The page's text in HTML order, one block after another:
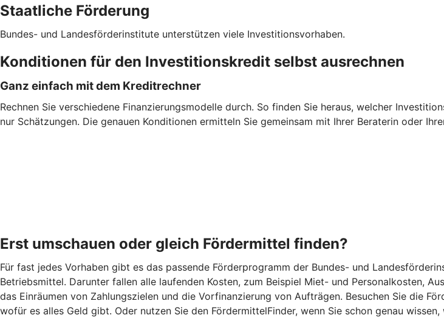
Staatliche Förderung
Bundes- und Landesförderinstitute unterstützen viele Investitionsvorhaben.
Konditionen für den Investitionskredit selbst ausrechnen
Ganz einfach mit dem Kreditrechner
Rechnen Sie verschiedene Finanzierungsmodelle durch. So finden Sie heraus, welcher
nur Schätzungen. Die genauen Konditionen ermitteln Sie gemeinsam mit Ihrer Beraterin oder
Erst umschauen oder gleich Fördermittel finden?
Für fast jedes Vorhaben gibt es das passende Förderprogramm der Bundes- und
Betriebsmittel. Darunter fallen alle laufenden Kosten, zum Beispiel Miet- und Personalkosten,
das Einräumen von Zahlungszielen und die Vorfinanzierung von Aufträgen. Besuchen Sie die
wofür es alles Geld gibt. Oder nutzen Sie den FördermittelFinder, wenn Sie schon genau